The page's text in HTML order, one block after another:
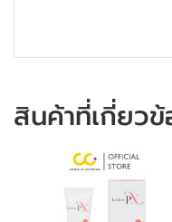
สินค้าที่เกี่ยว